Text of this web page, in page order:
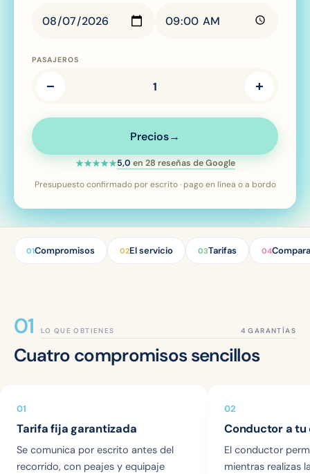
PASAJEROS
− 1 +
Precios→
★★★★★Valoración de 5 estrellas sobre 5 —
5,0 en 28 reseñas de Google
Presupuesto confirmado por escrito · pago en línea o a bordo
01Compromisos 02El servicio 03Tarifas 04
LO QUE OBTIENES
Cuatro compromisos sencillos
01
Tarifa fija garantizada
Se comunica por escrito antes del
recorrido, con peajes y equipaje
02
Conductor a
El conductor
mientras realizas